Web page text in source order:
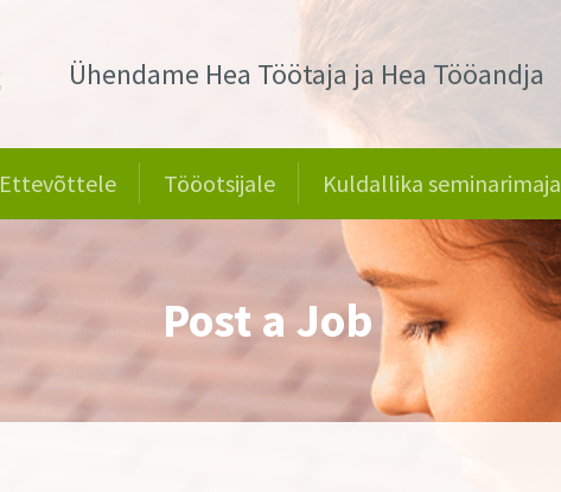
Ühendame Hea Töötaja ja Hea Tööandja
Ettevõttele Tööotsijale Kuldallika seminarimaja
Post a Job